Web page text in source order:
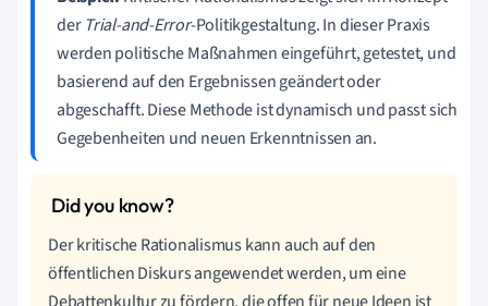
der Trial-and-Error-Politikgestaltung. In dieser Praxis
werden politische Maßnahmen eingeführt, getestet, und
basierend auf den Ergebnissen geändert oder
abgeschafft. Diese Methode ist dynamisch und passt sich
Gegebenheiten und neuen Erkenntnissen an.
Der kritische Rationalismus kann auch auf den
öffentlichen Diskurs angewendet werden, um eine
Debattenkultur zu fördern, die offen für neue Ideen ist